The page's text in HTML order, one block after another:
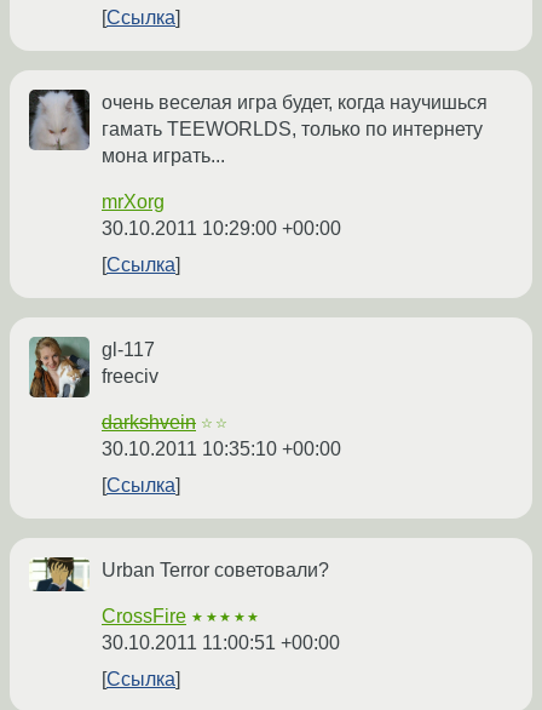
Ссылка
очень веселая игра будет, когда научишься
гамать TEEWORLDS, только по интернету
мона играть...
mrXorg
30.10.2011 10:29:00 +00:00
Ссылка
gl-117
freeciv
darkshvein ☆☆
30.10.2011 10:35:10 +00:00
Ссылка
Urban Terror советовали?
CrossFire ★★★★★
30.10.2011 11:00:51 +00:00
Ссылка